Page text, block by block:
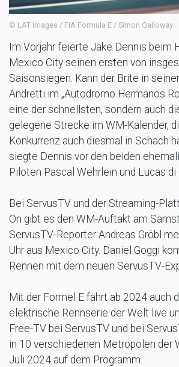
© LAT Images / FIA Formula E / Simon Galloway
Im Vorjahr feierte Jake Dennis beim
Mexico City seinen ersten von
Saisonsiegen. Kann der Brite in
Andretti im „Autodromo Hermanos
eine der schnellsten, sondern auch
gelegene Strecke im WM-Kalender,
Konkurrenz auch diesmal in Schach
siegte Dennis vor den beiden
Piloten Pascal Wehrlein und Lucas di
Bei ServusTV und der Streaming-
On gibt es den WM-Auftakt am
ServusTV-Reporter Andreas Gröbl
Uhr aus Mexico City. Daniel Goggi
Rennen mit dem neuen ServusTV-
Mit der Formel E fährt ab 2024 auch
elektrische Rennserie der Welt live
Free-TV bei ServusTV und bei
in 10 verschiedenen Metropolen der
Juli 2024 auf dem Programm.